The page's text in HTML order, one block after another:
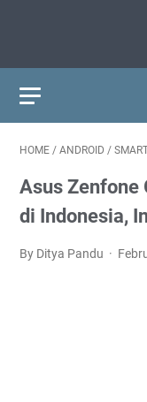
HOME / ANDROID /
Asus Zenfone
di Indonesia,
By Ditya Pandu